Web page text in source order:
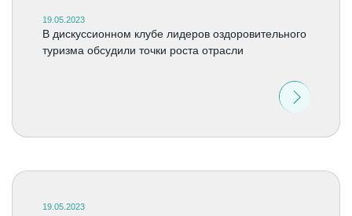
19.05.2023
В дискуссионном клубе лидеров оздоровительного
туризма обсудили точки роста отрасли
19.05.2023